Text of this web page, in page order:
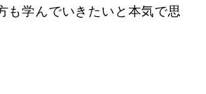
も学んでいきたいと本気で思